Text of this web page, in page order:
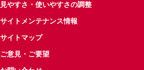
見やすさ・使いやすさの調整
サイトメンテナンス情報
サイトマップ
ご意見・ご要望